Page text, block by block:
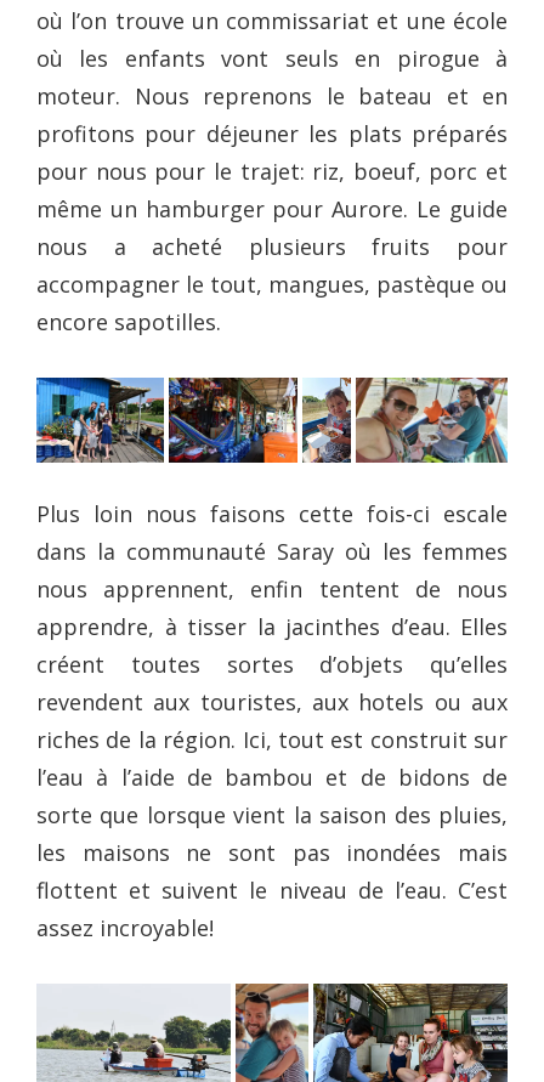
où l’on trouve un commissariat et une école
où les enfants vont seuls en pirogue à
moteur. Nous reprenons le bateau et en
profitons pour déjeuner les plats préparés
pour nous pour le trajet: riz, boeuf, porc et
même un hamburger pour Aurore. Le guide
nous a acheté plusieurs fruits pour
accompagner le tout, mangues, pastèque ou
encore sapotilles.
Plus loin nous faisons cette fois-ci escale
dans la communauté Saray où les femmes
nous apprennent, enfin tentent de nous
apprendre, à tisser la jacinthes d’eau. Elles
créent toutes sortes d’objets qu’elles
revendent aux touristes, aux hotels ou aux
riches de la région. Ici, tout est construit sur
l’eau à l’aide de bambou et de bidons de
sorte que lorsque vient la saison des pluies,
les maisons ne sont pas inondées mais
flottent et suivent le niveau de l’eau. C’est
assez incroyable!